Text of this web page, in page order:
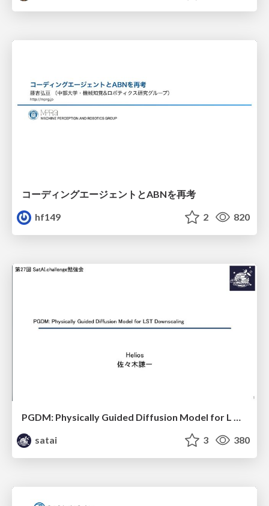
コーディングエージェントとABNを再考
hf149
2 820
PGDM: Physically Guided Diffusion Model for L Downscaling
satai
3 380